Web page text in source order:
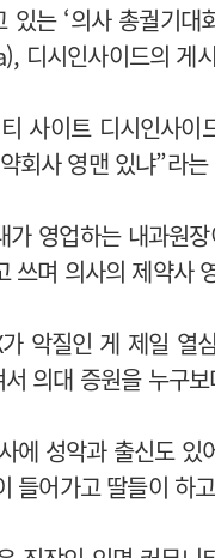
있는 ‘의사 총궐기
디시인사이드의 게
사이트 디시인사이
회사 영맨 있냐”라
가 영업하는 내과원
쓰며 의사의 제약사
악질인 게 제일 열
의대 증원을 누구
에 성악과 출신도 있
들어가고 딸들이 하